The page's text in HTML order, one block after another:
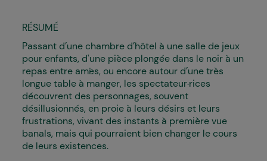
RÉSUMÉ
Passant d’une chambre d’hôtel à une salle de jeux
pour enfants, d'une pièce plongée dans le noir à un
repas entre ami·es, ou encore autour d’une très
longue table à manger, les spectateur·rices
découvrent des personnages, souvent
désillusionnés, en proie à leurs désirs et leurs
frustrations, vivant des instants à première vue
banals, mais qui pourraient bien changer le cours
de leurs existences.